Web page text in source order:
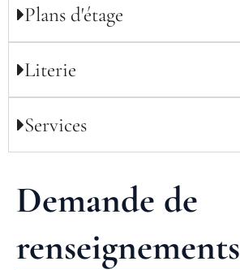
Plans d'étage
Literie
Services
Demande de
renseignements